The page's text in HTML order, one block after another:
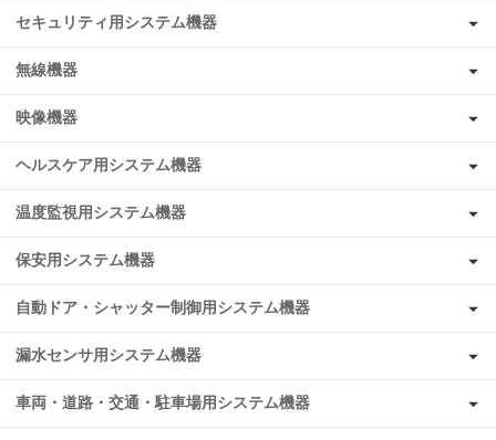
セキュリティ用システム機器
無線機器
映像機器
ヘルスケア用システム機器
温度監視用システム機器
保安用システム機器
自動ドア・シャッター制御用システム機器
漏水センサ用システム機器
車両・道路・交通・駐車場用システム機器